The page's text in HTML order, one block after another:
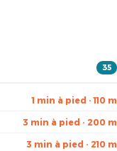
35
1 min à pied · 110 m
3 min à pied · 200 m
3 min à pied · 210 m